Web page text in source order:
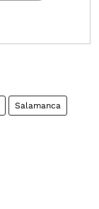
Salamanca